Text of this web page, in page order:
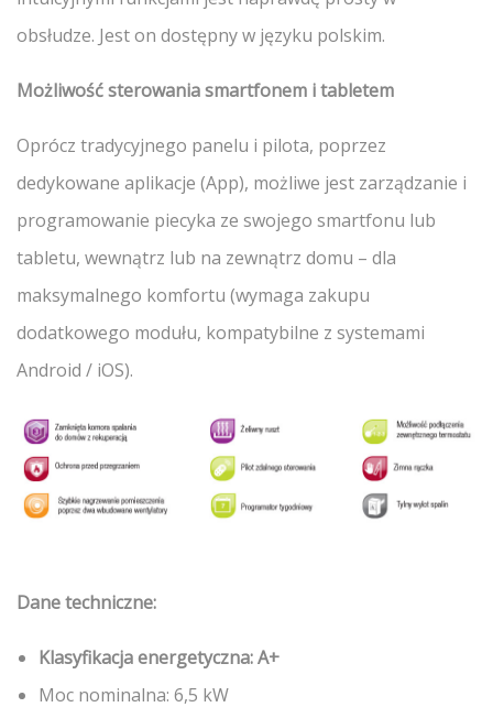
obsłudze. Jest on dostępny w języku polskim.
Możliwość sterowania smartfonem i tabletem
Oprócz tradycyjnego panelu i pilota, poprzez
dedykowane aplikacje (App), możliwe jest zarządzanie i
programowanie piecyka ze swojego smartfonu lub
tabletu, wewnątrz lub na zewnątrz domu – dla
maksymalnego komfortu (wymaga zakupu
dodatkowego modułu, kompatybilne z systemami
Android / iOS).
Dane techniczne:
Klasyfikacja energetyczna: A+
Moc nominalna: 6,5 kW